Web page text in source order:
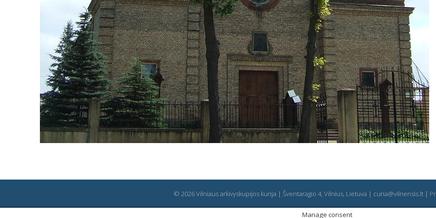
© 2026 Vilniaus arkivyskupijos kurija | Šventaragio 4, Vilnius, Lietuva | curia@vilnensis.lt |
Manage consent